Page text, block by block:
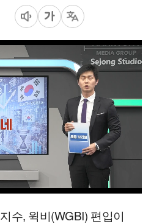
일반배속
수, 윅비(WGBI) 편입이